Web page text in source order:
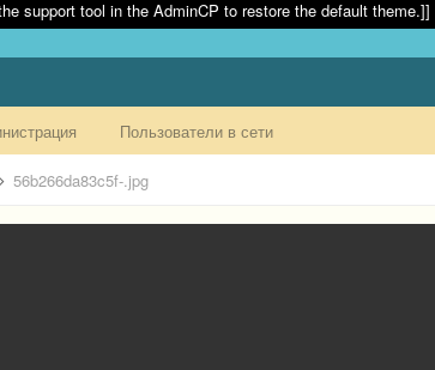
support tool in the AdminCP to restore the default theme.]]
Пользователи в сети
56b266da83c5f-.jpg